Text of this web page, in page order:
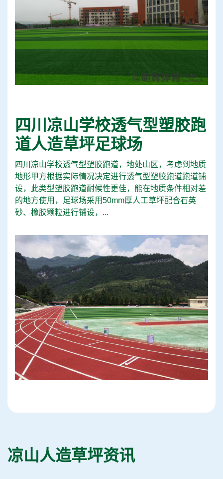
四川凉山学校透气型塑胶跑
道人造草坪足球场
四川凉山学校透气型塑胶跑道，地处山区，考虑到地质
地形甲方根据实际情况决定进行透气型塑胶跑道跑道铺
设，此类型塑胶跑道耐候性更佳，能在地质条件相对差
的地方使用，足球场采用50mm厚人工草坪配合石英
砂、橡胶颗粒进行铺设，...
凉山人造草坪资讯